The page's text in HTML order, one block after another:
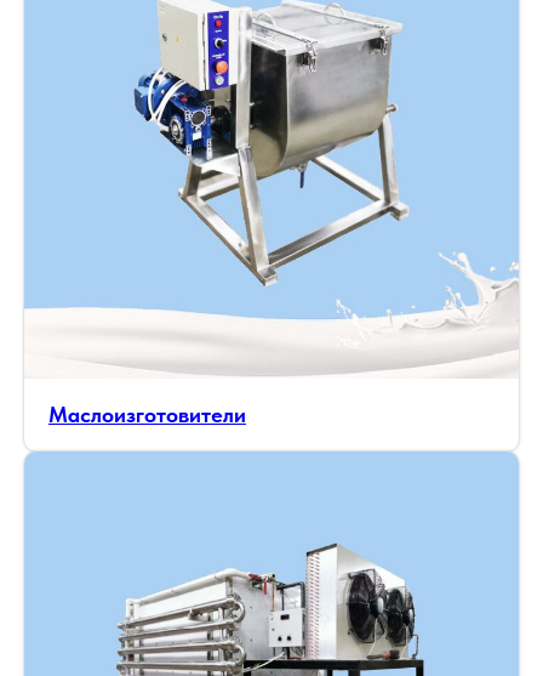
Маслоизготовители